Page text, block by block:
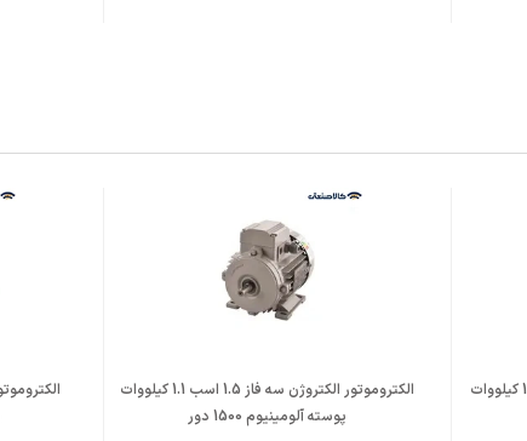
الکتروموتور موتوژن سه فاز 1.5 اسب 1.1 کیلووات
الکتروموتور الکتروژن سه فاز 1.5 اسب 1.1 کیلووات
پوسته آلومینیوم 1500 دور